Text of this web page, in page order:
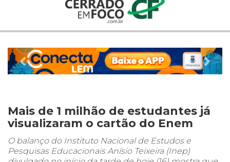
Previous Next
Mais de 1 milhão de estudantes já
visualizaram o cartão do Enem
O balanço do Instituto Nacional de Estudos e
Pesquisas Educacionais Anísio Teixeira (Inep)